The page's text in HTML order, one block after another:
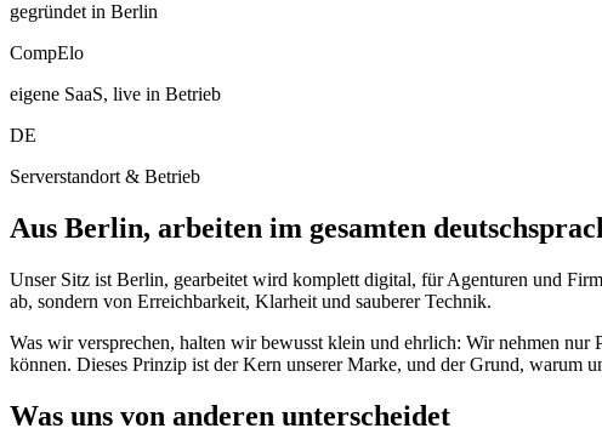
gegründet in Berlin
CompElo
eigene SaaS, live in Betrieb
DE
Serverstandort & Betrieb
Aus Berlin, arbeiten im gesamten
Unser Sitz ist Berlin, gearbeitet wird komplett digital, für Agenturen und
ab, sondern von Erreichbarkeit, Klarheit und sauberer Technik.
Was wir versprechen, halten wir bewusst klein und ehrlich: Wir nehmen
können. Dieses Prinzip ist der Kern unserer Marke, und der Grund, warum
Was uns von anderen unterscheidet